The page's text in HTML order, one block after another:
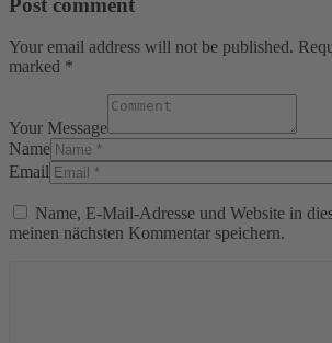
Your email address will not be published.
marked *
Your Message
Name
Email
Name, E-Mail-Adresse und Website in
meinen nächsten Kommentar speichern.